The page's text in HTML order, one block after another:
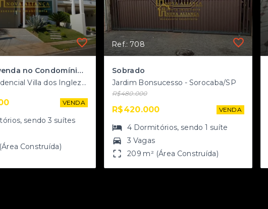
Sobrado a venda no Condomínio Residencial Villa dos Inglezes
Parque Residencial Villa dos Inglezes - Sorocaba/SP
VENDA
, sendo3 suítes
Construída)
Ref.: 708
Sobrado
Jardim Bonsucesso - Sorocaba/SP
R$480.000
R$420.000 VENDA
4 Dormitórios, sendo1 suíte
3 Vagas
209 m² (Área Construída)